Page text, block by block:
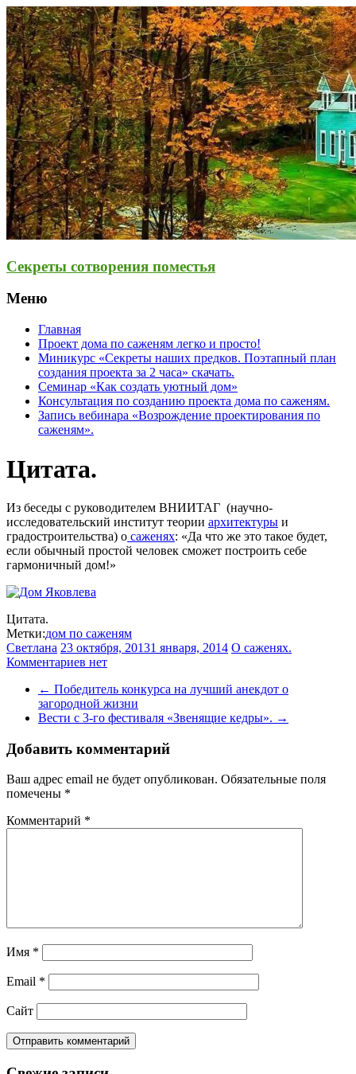
Секреты сотворения поместья
Меню
Главная
Проект дома по саженям легко и просто!
Миникурс «Секреты наших предков. Поэтапный план
создания проекта за 2 часа» скачать.
Семинар «Как создать уютный дом»
Консультация по созданию проекта дома по саженям.
Запись вебинара «Возрождение проектирования по
саженям».
Цитата.
Из беседы с руководителем ВНИИТАГ (научно-
исследовательский институт теории архитектуры и
градостроительства) о саженях: «Да что же это такое будет,
если обычный простой человек сможет построить себе
гармоничный дом!»
Цитата.
Метки:дом по саженям
Светлана 23 октября, 20131 января, 2014 О саженях.
Комментариев нет
← Победитель конкурса на лучший анекдот о
загородной жизни
Вести с 3-го фестиваля «Звенящие кедры». →
Добавить комментарий
Ваш адрес email не будет опубликован. Обязательные поля
помечены *
Комментарий *
Имя *
Email *
Сайт